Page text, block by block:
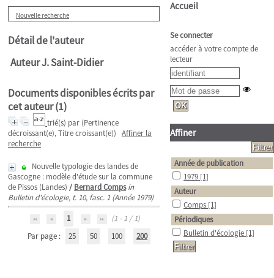
Nouvelle recherche
Détail de l'auteur
Auteur J. Saint-Didier
Documents disponibles écrits par
cet auteur (1)
trié(s) par (Pertinence
décroissant(e), Titre croissant(e)) Affiner la
recherche
Nouvelle typologie des landes de
Gascogne : modèle d'étude sur la commune
de Pissos (Landes) / Bernard Comps in
Bulletin d'écologie, t. 10, fasc. 1 (Année 1979)
1
(1 - 1 / 1)
Par page :
25 50 100 200
Accueil
Se connecter
accéder à votre compte de
lecteur
Affiner
Année de publication
1979 [1]
Auteur
Comps [1]
Périodiques
Bulletin d'écologie [1]